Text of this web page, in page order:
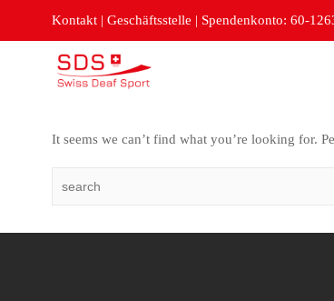
Kontakt | Geschäftsstelle | Spendenkonto: 60-
It seems we can’t find what you’re looking for.